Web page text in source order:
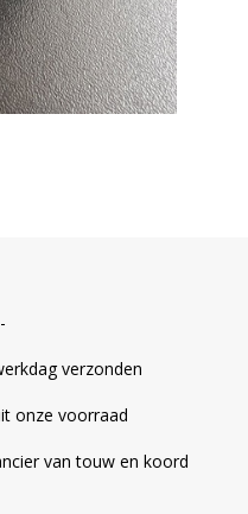
verzonden
onze voorraad
van touw en koord